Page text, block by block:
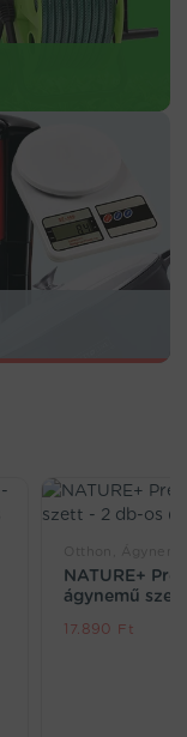
NATURE+
ágynemű
17.890 Ft